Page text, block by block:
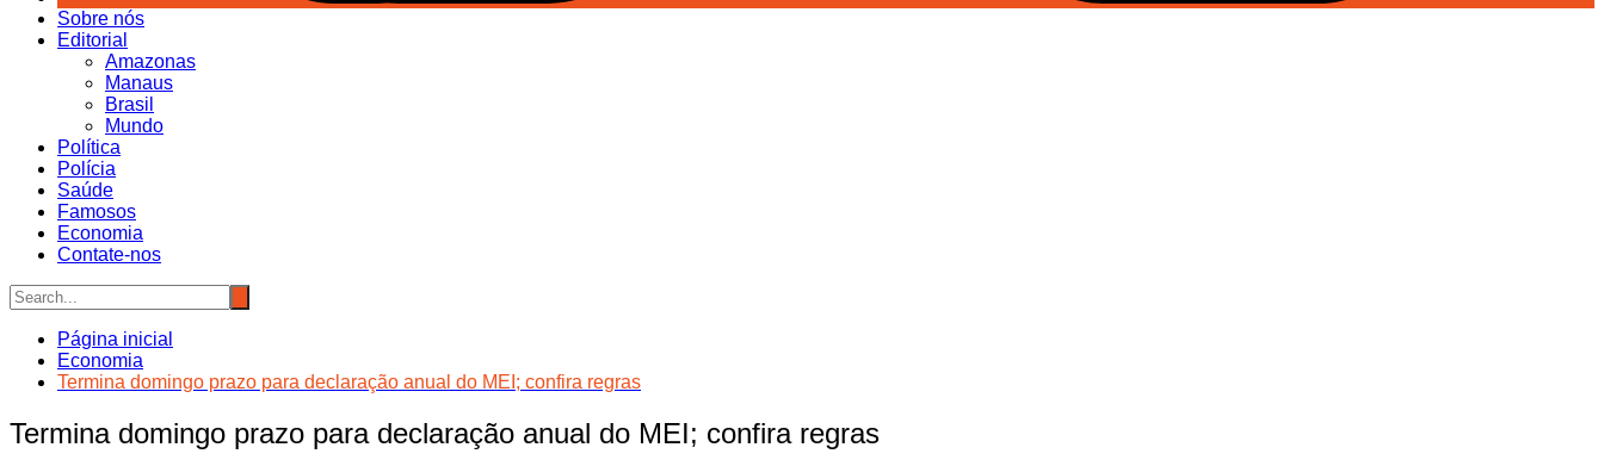
Sobre nós
Editorial
Amazonas
Manaus
Brasil
Mundo
Política
Polícia
Saúde
Famosos
Economia
Contate-nos
Página inicial
Economia
Termina domingo prazo para declaração anual do MEI; confira regras
Termina domingo prazo para declaração anual do MEI; confira regras